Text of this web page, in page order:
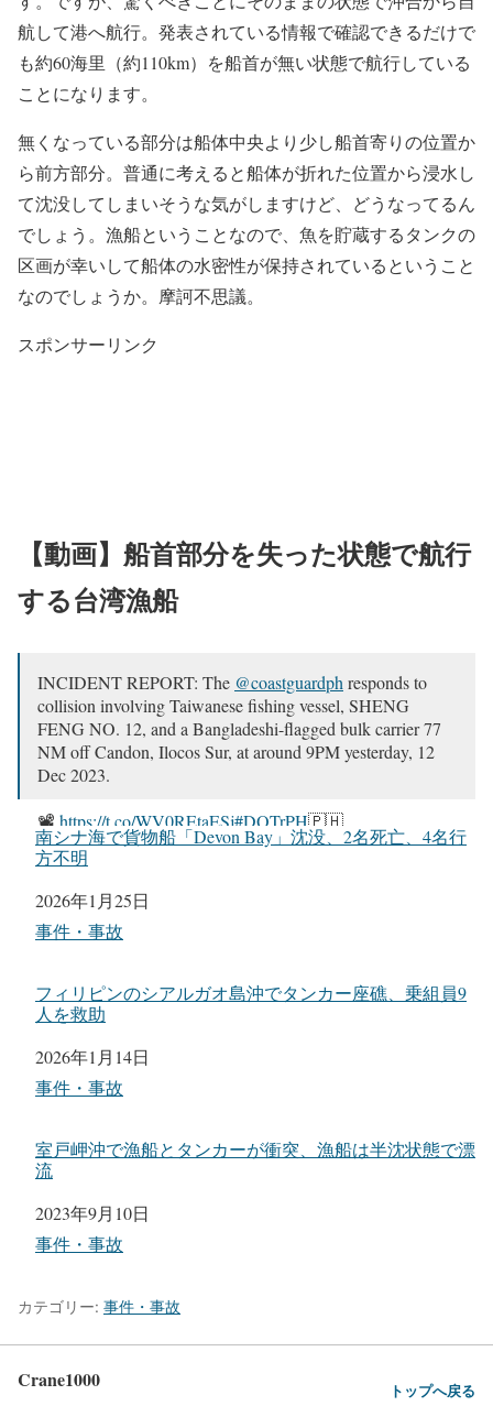
航して港へ航行。発表されている情報で確認できるだけで
も約60海里（約110km）を船首が無い状態で航行している
ことになります。
無くなっている部分は船体中央より少し船首寄りの位置か
ら前方部分。普通に考えると船体が折れた位置から浸水し
て沈没してしまいそうな気がしますけど、どうなってるん
でしょう。漁船ということなので、魚を貯蔵するタンクの
区画が幸いして船体の水密性が保持されているということ
なのでしょうか。摩訶不思議。
スポンサーリンク
【動画】船首部分を失った状態で航行
する台湾漁船
INCIDENT REPORT: The @coastguardphresponds to
collision involving Taiwanese fishing vessel, SHENG
FENG NO. 12, and a Bangladeshi-flagged bulk carrier 77
NM off Candon, Ilocos Sur, at around 9PM yesterday, 12
Dec 2023.
📽️ https://t.co/WV0REtaESj#DOTrPH🇵🇭
#CoastGuardPHpic.twitter.com/WPa4WqQAhC
— Philippine Coast Guard (@coastguardph)
2023
南シナ海で貨物船「Devon Bay」沈没、2名死亡、4名行
方不明
日付
2026年1月25日
関連理由
事件・事故
フィリピンのシアルガオ島沖でタンカー座礁、乗組員9
人を救助
日付
2026年1月14日
関連理由
事件・事故
室戸岬沖で漁船とタンカーが衝突、漁船は半沈状態で漂
流
日付
2023年9月10日
関連理由
事件・事故
カテゴリー: 事件・事故
Crane1000 トップへ戻る